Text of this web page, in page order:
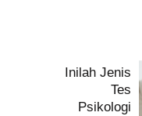
Inilah Jenis
Tes
Psikologi